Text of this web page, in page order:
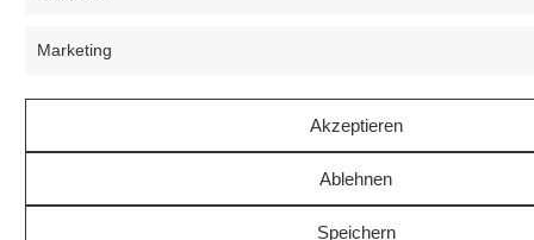
Marketing
Akzeptieren
Ablehnen
Speichern